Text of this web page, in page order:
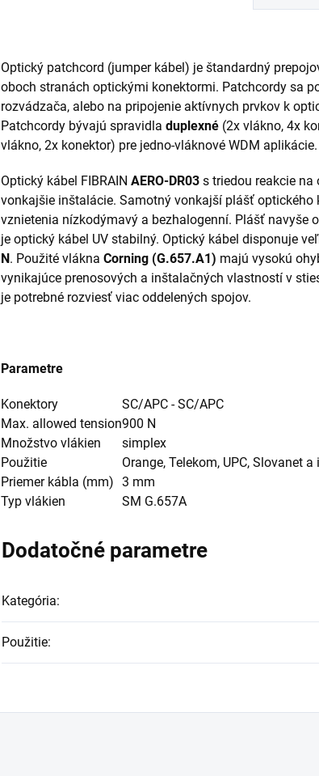
Optický patchcord (jumper kábel) je štandardný
oboch stranách optickými konektormi. Patchcordy sa
rozvádzača, alebo na pripojenie aktívnych prvkov k
Patchcordy bývajú spravidla duplexné (2x vlákno, 4x
vlákno, 2x konektor) pre jedno-vláknové WDM aplikácie.
Optický kábel FIBRAIN AERO-DR03 s triedou reakcie na
vonkajšie inštalácie. Samotný vonkajší plášť optického
vznietenia nízkodýmavý a bezhalogenní. Plášť navyše
je optický kábel UV stabilný. Optický kábel disponuje
N. Použité vlákna Corning (G.657.A1) majú vysokú
vynikajúce prenosových a inštalačných vlastností v
je potrebné rozviesť viac oddelených spojov.
Parametre
Konektory
SC/APC - SC/APC
Max. allowed tension900 N
Množstvo vlákien
simplex
Použitie
Orange, Telekom, UPC, Slovanet a
Priemer kábla (mm) 3 mm
Typ vlákien
SM G.657A
Dodatočné parametre
Kategória:
Použitie: